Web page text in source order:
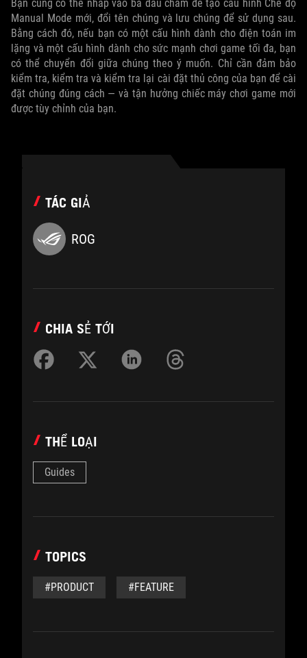
Bạn cũng có thể nhấp vào ba dấu chấm để tạo cấu hình Chế độ
Manual Mode mới, đổi tên chúng và lưu chúng để sử dụng sau.
Bằng cách đó, nếu bạn có một cấu hình dành cho điện toán im
lặng và một cấu hình dành cho sức mạnh chơi game tối đa, bạn
có thể chuyển đổi giữa chúng theo ý muốn. Chỉ cần đảm bảo
kiểm tra, kiểm tra và kiểm tra lại cài đặt thủ công của bạn để cài
đặt chúng đúng cách — và tận hưởng chiếc máy chơi game mới
được tùy chỉnh của bạn.
TÁC GIẢ
ROG
CHIA SẺ TỚI
THỂ LOẠI
Guides
TOPICS
#PRODUCT #FEATURE